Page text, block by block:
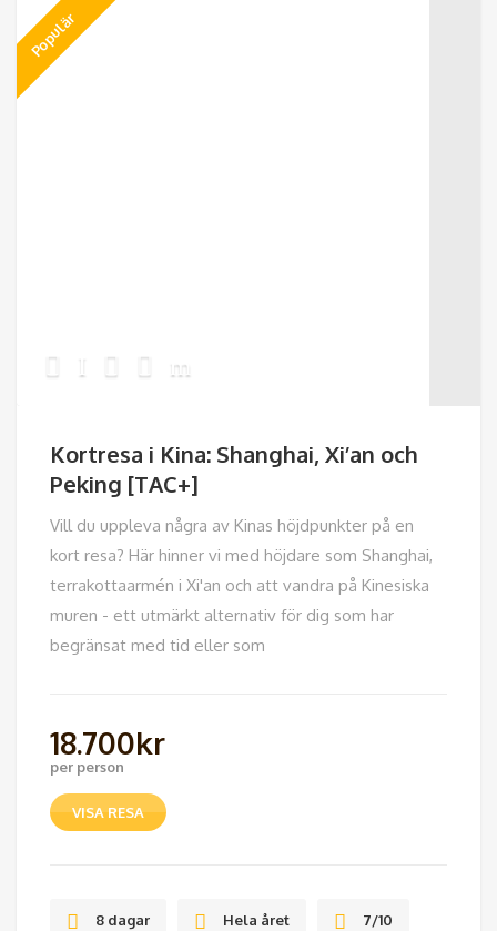
Populär
Kortresa i Kina: Shanghai, Xi’an och
Peking [TAC+]
Vill du uppleva några av Kinas höjdpunkter på en
kort resa? Här hinner vi med höjdare som Shanghai,
terrakottaarmén i Xi'an och att vandra på Kinesiska
muren - ett utmärkt alternativ för dig som har
begränsat med tid eller som
18.700kr
per person
VISA RESA
8 dagar Hela året 7/10